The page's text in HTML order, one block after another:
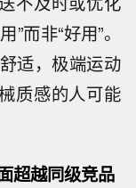
而非“好用”。
适，极端运动
质感的人可能
超越同级竞品